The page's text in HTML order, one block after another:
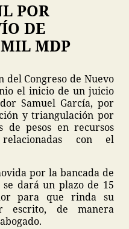
POR
DE
MDP
Congreso de Nuevo
el inicio de un juicio
Samuel García, por
y triangulación por
pesos en recursos
con el
por la bancada de
dará un plazo de 15
para que rinda su
escrito, de manera